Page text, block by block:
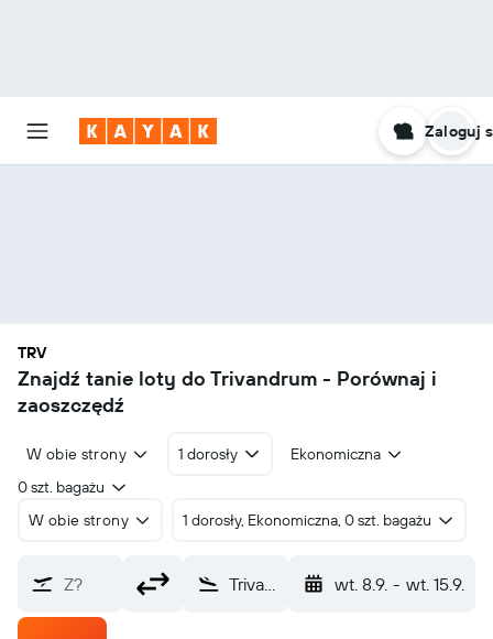
Zaloguj
TRV
Znajdź tanie loty do Trivandrum - Porównaj i
zaoszczędź
W obie strony 1 dorosły
Ekonomiczna
0 szt. bagażu
W obie strony
1 dorosły, Ekonomiczna, 0 szt. bagażu
Z? Trivandrum Thiruvananthapuram (TRV) wt. 8.9. - wt. 15.9.